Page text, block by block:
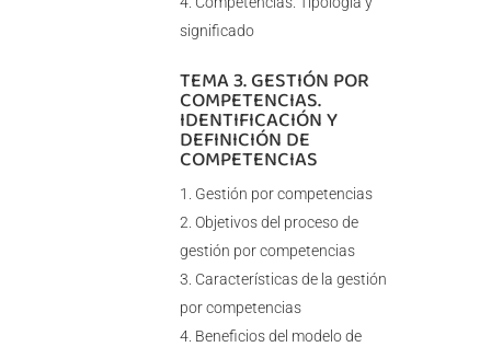
significado
TEMA 3. GESTIÓN POR
COMPETENCIAS.
IDENTIFICACIÓN Y
DEFINICIÓN DE
COMPETENCIAS
Gestión por competencias
Objetivos del proceso de
gestión por competencias
Características de la gestión
por competencias
Beneficios del modelo de